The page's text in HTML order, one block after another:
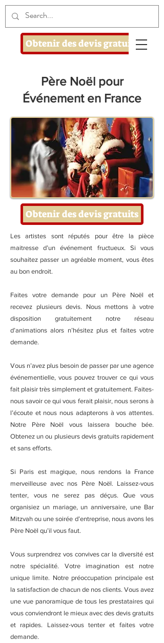
Obtenir des devis gratuits
Père Noël pour
Événement en France
Obtenir des devis gratuits
Les artistes sont réputés pour être la pièce
maitresse d’un événement fructueux. Si vous
souhaitez passer un agréable moment, vous êtes
au bon endroit.
Faites votre demande pour un Père Noël et
recevez plusieurs devis. Nous mettons à votre
disposition gratuitement notre réseau
d’animations alors n’hésitez plus et faites votre
demande.
Vous n’avez plus besoin de passer par une agence
événementielle, vous pouvez trouver ce qui vous
fait plaisir très simplement et gratuitement. Faites-
nous savoir ce qui vous ferait plaisir, nous serons à
l’écoute et nous nous adapterons à vos attentes.
Notre Père Noël vous laissera bouche bée.
Obtenez un ou plusieurs devis gratuits rapidement
et sans efforts.
Si Paris est magique, nous rendons la France
merveilleuse avec nos Père Noël. Laissez-vous
tenter, vous ne serez pas déçus. Que vous
organisiez un mariage, un anniversaire, une Bar
Mitzvah ou une soirée d’entreprise, nous avons les
Père Noël qu’il vous faut.
Vous surprendrez vos convives car la diversité est
notre spécialité. Votre imagination est notre
unique limite. Notre préoccupation principale est
la satisfaction de chacun de nos clients. Vous avez
une vue panoramique de tous les prestataires qui
vous conviendront le mieux avec des devis gratuits
et rapides. Laissez-vous tenter et faites votre
demande.